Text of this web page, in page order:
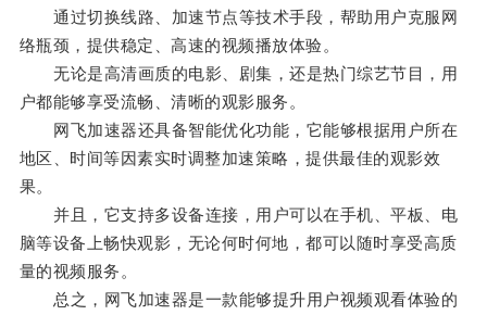
通过切换线路、加速节点等技术手段，帮助用户克服网
络瓶颈，提供稳定、高速的视频播放体验。
无论是高清画质的电影、剧集，还是热门综艺节目，用
户都能够享受流畅、清晰的观影服务。
网飞加速器还具备智能优化功能，它能够根据用户所在
地区、时间等因素实时调整加速策略，提供最佳的观影效
果。
并且，它支持多设备连接，用户可以在手机、平板、电
脑等设备上畅快观影，无论何时何地，都可以随时享受高质
量的视频服务。
总之，网飞加速器是一款能够提升用户视频观看体验的